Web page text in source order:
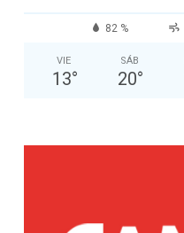
82 %
VIE
13°
SÁB
20°